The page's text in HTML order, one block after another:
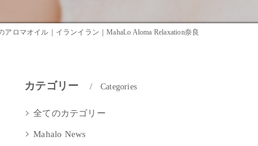
アロマオイル｜イランイラン｜MahaLo Aloma Relaxation奈良
カテゴリー Categories
全てのカテゴリー
Mahalo News